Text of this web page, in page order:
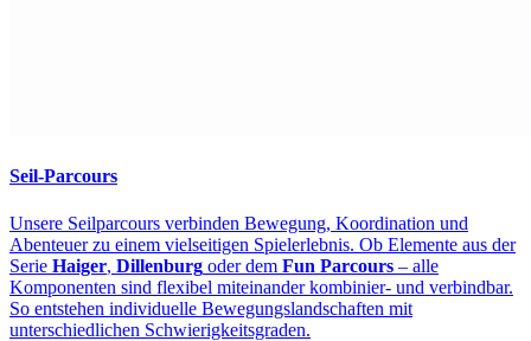
Seil-Parcours
Unsere Seilparcours verbinden Bewegung, Koordination und
Abenteuer zu einem vielseitigen Spielerlebnis. Ob Elemente aus der
Serie Haiger, Dillenburg oder dem Fun Parcours – alle
Komponenten sind flexibel miteinander kombinier- und verbindbar.
So entstehen individuelle Bewegungslandschaften mit
unterschiedlichen Schwierigkeitsgraden.